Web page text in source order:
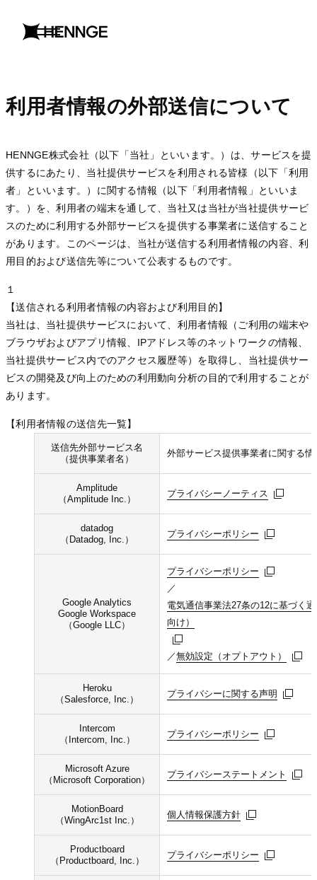
menu
open
利用者情報の外部送信について
HENNGE株式会社（以下「当社」といいます。）は、サービスを提
供するにあたり、当社提供サービスを利用される皆様（以下「利用
者」といいます。）に関する情報（以下「利用者情報」といいま
す。）を、利用者の端末を通して、当社又は当社が当社提供サービ
スのために利用する外部サービスを提供する事業者に送信すること
があります。このページは、当社が送信する利用者情報の内容、利
用目的および送信先等について公表するものです。
１
【送信される利用者情報の内容および利用目的】
当社は、当社提供サービスにおいて、利用者情報（ご利用の端末や
ブラウザおよびアプリ情報、IPアドレス等のネットワークの情報、
当社提供サービス内でのアクセス履歴等）を取得し、当社提供サー
ビスの開発及び向上のための利用動向分析の目的で利用することが
あります。
【利⽤者情報の送信先⼀覧】
送信先外部サービス名
（提供事業者名）
外部サービス提供事業者に関する情
Amplitude
（Amplitude Inc.）
プライバシーノーティス
プライバシーノーティス
プライバシーノーティス
datadog
（Datadog, Inc.）
プライバシーポリシー
プライバシーポリシー
プライバシーポリシー
Google Analytics
Google Workspace
（Google LLC）
プライバシーポリシー
プライバシーポリシー
プライバシーポリシー
／
電気通信事業法27条の12に基づく
向け）
電気通信事業法27条の12に基づく
向け）
電気通信事業法27条の12に基づく
向け）
／無効設定（オプトアウト）
無効設定（オプトアウト）
無効設定（オプトアウト）
Heroku
（Salesforce, Inc.）
プライバシーに関する声明
プライバシーに関する声明
プライバシーに関する声明
Intercom
（Intercom, Inc.）
プライバシーポリシー
プライバシーポリシー
プライバシーポリシー
Microsoft Azure
（Microsoft Corporation）
プライバシーステートメント
プライバシーステートメント
プライバシーステートメント
MotionBoard
（WingArc1st Inc.）
個人情報保護方針
個人情報保護方針
個人情報保護方針
Productboard
（Productboard, Inc.）
プライバシーポリシー
プライバシーポリシー
プライバシーポリシー